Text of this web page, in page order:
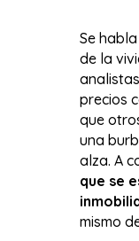
Se
de la
precios
que
una
alza. A
que se
mismo